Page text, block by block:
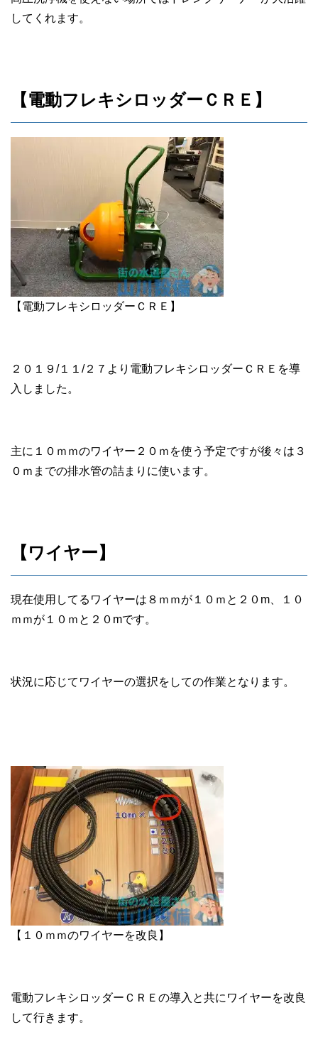
してくれます。
【電動フレキシロッダーＣＲＥ】
【電動フレキシロッダーＣＲＥ】
２０１９/１１/２７より電動フレキシロッダーＣＲＥを導
入しました。
主に１０ｍｍのワイヤー２０ｍを使う予定ですが後々は３
０ｍまでの排水管の詰まりに使います。
【ワイヤー】
現在使用してるワイヤーは８ｍｍが１０ｍと２０m、１０
ｍｍが１０ｍと２０mです。
状況に応じてワイヤーの選択をしての作業となります。
【１０ｍｍのワイヤーを改良】
電動フレキシロッダーＣＲＥの導入と共にワイヤーを改良
して行きます。